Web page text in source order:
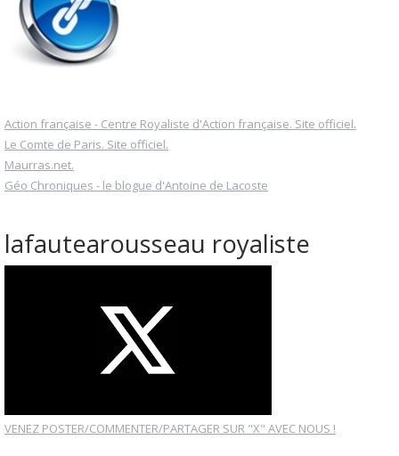
Action française - Centre Royaliste d'Action française. Site officiel.
Le Comte de Paris. Site officiel.
Maurras.net.
Géo Chroniques - le blogue d'Antoine de Lacoste
lafautearousseau royaliste
VENEZ POSTER/COMMENTER/PARTAGER SUR "X" AVEC NOUS !